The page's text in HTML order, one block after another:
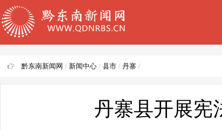
黔东南新闻网 / 新闻中心 / 县市 / 丹寨 /
丹寨县开展宪